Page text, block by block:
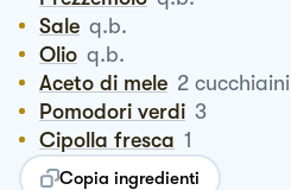
Sale q.b.
Olio q.b.
Aceto di mele 2 cucchiaini
Pomodori verdi 3
Cipolla fresca 1
Copia ingredienti